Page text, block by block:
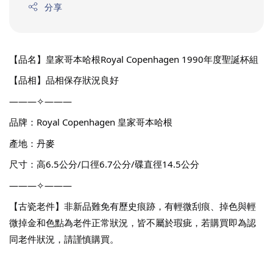
分享
【品名】皇家哥本哈根Royal Copenhagen 1990年度聖誕杯組
【品相】品相保存狀況良好
———✧———
品牌：Royal Copenhagen 皇家哥本哈根
產地：丹麥
尺寸：高6.5公分/口徑6.7公分/碟直徑14.5公分
———✧———
【古瓷老件】非新品難免有歷史痕跡，有輕微刮痕、掉色與輕
微掉金和色點為老件正常狀況，皆不屬於瑕疵，若購買即為認
同老件狀況，請謹慎購買。